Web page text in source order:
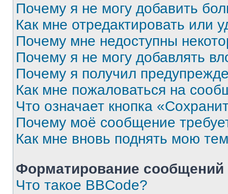
Почему я не могу добавить
Как мне отредактировать или
Почему мне недоступны
Почему я не могу добавлять
Почему я получил
Как мне пожаловаться на
Что означает кнопка
Почему моё сообщение
Как мне вновь поднять мою
Форматирование
Что такое BBCode?